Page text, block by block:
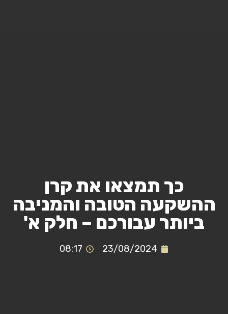
כך תמצאו את קרן
ההשקעה הטובה והמניבה
ביותר עבורכם – חלק א'
23/08/2024
08:17